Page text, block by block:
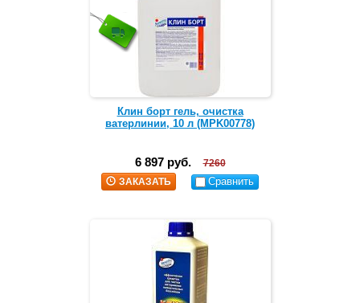
Клин борт гель, очистка
ватерлинии, 10 л (MPK00778)
6 897 руб.
7260
ЗАКАЗАТЬ
Сравнить